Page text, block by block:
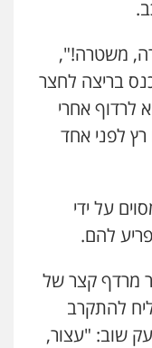
צווארון לבן והונאה
משטרה!",
בריצה לחצר
לרדוף אחרי
לפני אחד
על ידי
להם.
מרדף קצר של
להתקרב
שוב: "עצור,